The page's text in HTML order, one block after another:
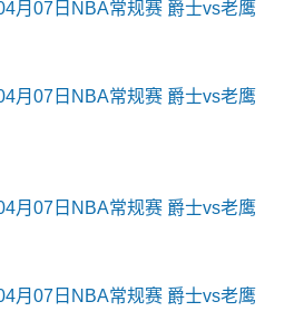
月07日NBA常规赛 爵士vs老鹰
月07日NBA常规赛 爵士vs老鹰
月07日NBA常规赛 爵士vs老鹰
月07日NBA常规赛 爵士vs老鹰